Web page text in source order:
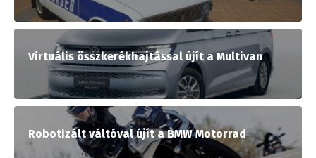
Virtuális összkerékhajtással újít a Multivan
Robotizált váltóval újít a BMW Motorrad